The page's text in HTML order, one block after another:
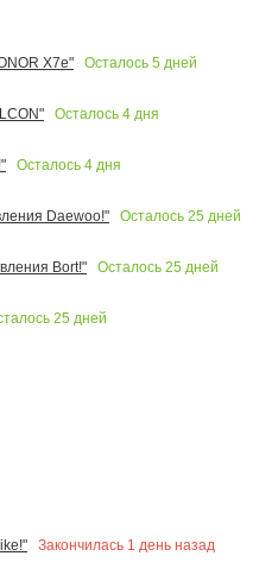
X7e"
Осталось 5 дней
Осталось 4 дня
Осталось 4 дня
Daewoo!"
Осталось 25 дней
Bort!"
Осталось 25 дней
25 дней
Закончилась 1 день назад